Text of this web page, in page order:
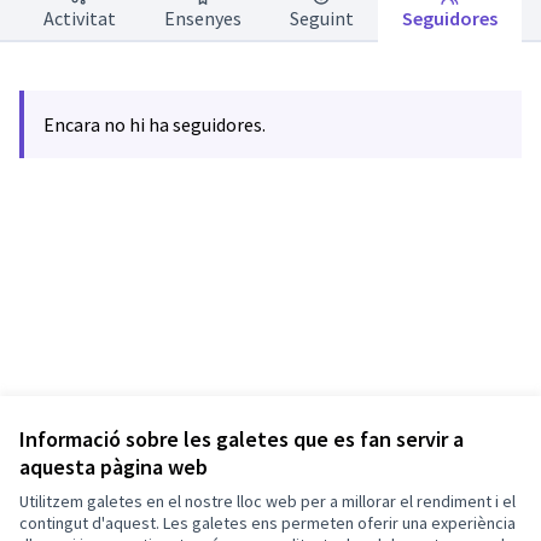
Informació sobre les galetes que es fan servir a
aquesta pàgina web
Utilitzem galetes en el nostre lloc web per a millorar el rendiment i el
contingut d'aquest. Les galetes ens permeten oferir una experiència
Activitat Ensenyes Seguint Seguidores
Encara no hi ha seguidores.
Termes i condicions d'ús
Configuració de les galetes
Barcelona En Comú a X
Barcelona En Comú a Facebook
Barcelona En Comú a Instagram
Barcelona En Comú a YouTube